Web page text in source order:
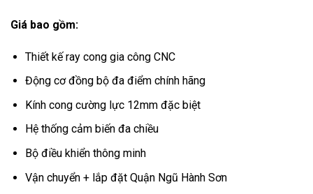
Giá bao gồm:
Thiết kế ray cong gia công CNC
Động cơ đồng bộ đa điểm chính hãng
Kính cong cường lực 12mm đặc biệt
Hệ thống cảm biến đa chiều
Bộ điều khiển thông minh
Vận chuyển + lắp đặt Quận Ngũ Hành Sơn